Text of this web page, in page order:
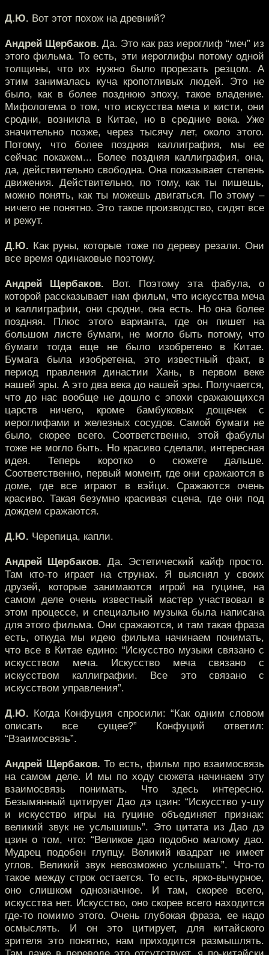
Д.Ю. Вот этот похож на древний?
Андрей Щербаков. Да. Это как раз иероглиф “меч” из
этого фильма. То есть, эти иероглифы потому одной
толщины, что их нужно было прорезать резцом. А
этим занималась куча кропотливых людей. Это не
было, как в более позднюю эпоху, такое владение.
Мифологема о том, что искусства меча и кисти, они
сродни, возникла в Китае, но в средние века. Уже
значительно позже, через тысячу лет, около этого.
Потому, что более поздняя каллиграфия, мы ее
сейчас покажем... Более поздняя каллиграфия, она,
да, действительно свободна. Она показывает степень
движения. Действительно, по тому, как ты пишешь,
можно понять, как ты можешь двигаться. По этому –
ничего не понятно. Это такое производство, сидят все
и режут.
Д.Ю. Как руны, которые тоже по дереву резали. Они
все время одинаковые поэтому.
Андрей Щербаков. Вот. Поэтому эта фабула, о
которой рассказывает нам фильм, что искусства меча
и каллиграфии, они сродни, она есть. Но она более
поздняя. Плюс этого варианта, где он пишет на
большом листе бумаги, не могло быть потому, что
бумаги тогда еще не было изобретено в Китае.
Бумага была изобретена, это известный факт, в
период правления династии Хань, в первом веке
нашей эры. А это два века до нашей эры. Получается,
что до нас вообще не дошло с эпохи сражающихся
царств ничего, кроме бамбуковых дощечек с
иероглифами и железных сосудов. Самой бумаги не
было, скорее всего. Соответственно, этой фабулы
тоже не могло быть. Но красиво сделали, интересная
идея. Теперь коротко о сюжете дальше.
Соответственно, первый момент, где они сражаются в
доме, где все играют в вэйци. Сражаются очень
красиво. Такая безумно красивая сцена, где они под
дождем сражаются.
Д.Ю. Черепица, капли.
Андрей Щербаков. Да. Эстетический кайф просто.
Там кто-то играет на струнах. Я выяснял у своих
друзей, которые занимаются игрой на гуцине, на
самом деле очень известный мастер участвовал в
этом процессе, и специально музыка была написана
для этого фильма. Они сражаются, и там такая фраза
есть, откуда мы идею фильма начинаем понимать,
что все в Китае едино: “Искусство музыки связано с
искусством меча. Искусство меча связано с
искусством каллиграфии. Все это связано с
искусством управления”.
Д.Ю. Когда Конфуция спросили: “Как одним словом
описать все сущее?” Конфуций ответил:
“Взаимосвязь”.
Андрей Щербаков. То есть, фильм про взаимосвязь
на самом деле. И мы по ходу сюжета начинаем эту
взаимосвязь понимать. Что здесь интересно.
Безымянный цитирует Дао дэ цзин: “Искусство у-шу
и искусство игры на гуцине объединяет признак:
великий звук не услышишь”. Это цитата из Дао дэ
цзин о том, что: “Великое дао подобно малому дао.
Мудрец подобен глупцу. Великий квадрат не имеет
углов. Великий звук невозможно услышать”. Что-то
такое между строк остается. То есть, ярко-вычурное,
оно слишком однозначное. И там, скорее всего,
искусства нет. Искусство, оно скорее всего находится
где-то помимо этого. Очень глубокая фраза, ее надо
осмыслять. И он это цитирует, для китайского
зрителя это понятно, нам приходится размышлять.